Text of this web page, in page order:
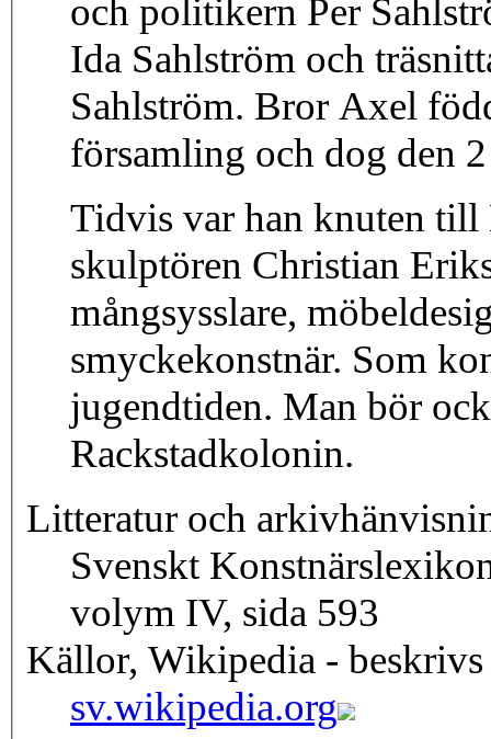
och politikern Per
Ida Sahlström och
Sahlström. Bror Axel
församling och dog den
Tidvis var han knuten
skulptören Christian
mångsysslare,
smyckekonstnär. Som
jugendtiden. Man bör
Rackstadkolonin.
Litteratur och
Svenskt
volym IV, sida 593
Källor, Wikipedia - beskrivs
sv.wikipedia.org